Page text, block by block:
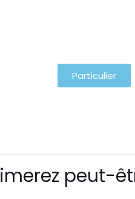
Particulier
peut-